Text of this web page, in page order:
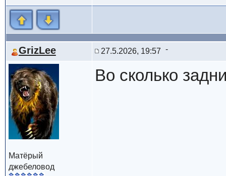
GrizLee 27.5.2026, 19:57
Матёрый
джебеловод
Во сколько